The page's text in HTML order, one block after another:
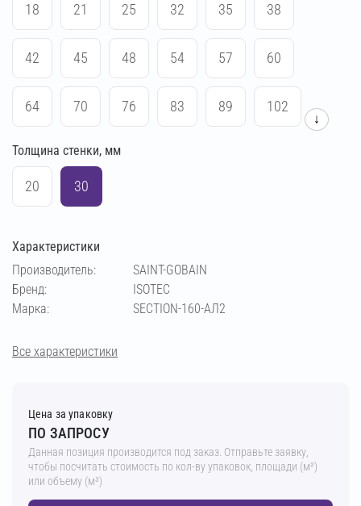
18 21 25 32 35 38
42 45 48 54 57 60
64 70 76 83 89 102
108 114
194 219
↓
Толщина стенки, мм
20 30
Характеристики
Производитель:
SAINT-GOBAIN
Бренд:
ISOTEC
Марка:
SECTION-160-АЛ2
Все характеристики
Цена за упаковку
ПО ЗАПРОСУ
Данная позиция производится под заказ. Отправьте заявку,
чтобы посчитать стоимость по кол-ву упаковок, площади (м²)
или объему (м³)